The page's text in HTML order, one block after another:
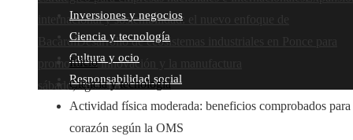
internacional y sostenibilidad: el nuevo enfoque de
BacardíDesarrollo de ecosistemas industriales en Ponce para
promover la innovación y la manufactura
sábado, agosto 8
Inversiones y negocios
Ciencia y tecnología
Cultura y ocio
Responsabilidad social
Inicio
Ciencia y tecnología
Actividad física moderada: beneficios comprobados para
corazón según la OMS